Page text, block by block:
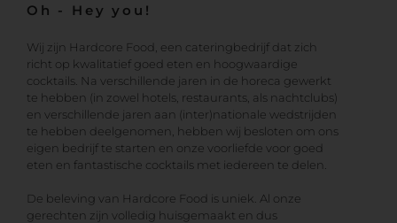
Oh - Hey you!
Wij zijn Hardcore Food, een cateringbedrijf dat zich
richt op kwalitatief goed eten en hoogwaardige
cocktails. Na verschillende jaren in de horeca gewerkt
te hebben (in zowel hotels, restaurants, als nachtclubs)
en verschillende jaren aan (inter)nationale wedstrijden
te hebben deelgenomen, hebben wij besloten om ons
eigen bedrijf te starten en onze voorliefde voor goed
eten en fantastische cocktails met iedereen te delen.
De beleving van Hardcore Food is uniek. Al onze
gerechten zijn volledig huisgemaakt en dus